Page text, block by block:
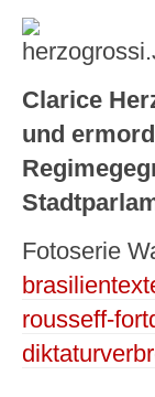
Clarice
und
Fotoserie
rousseff-